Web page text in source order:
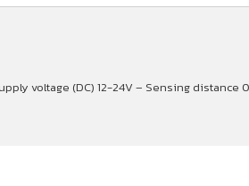
voltage (DC) 12-24V – Sensing distance